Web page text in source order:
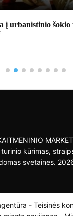
į urbanistinio
kūrimas,
svetaines.
- Teisinės